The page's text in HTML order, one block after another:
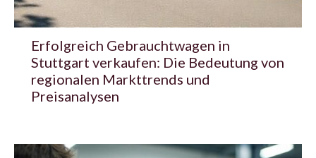
Erfolgreich Gebrauchtwagen in
Stuttgart verkaufen: Die Bedeutung von
regionalen Markttrends und
Preisanalysen